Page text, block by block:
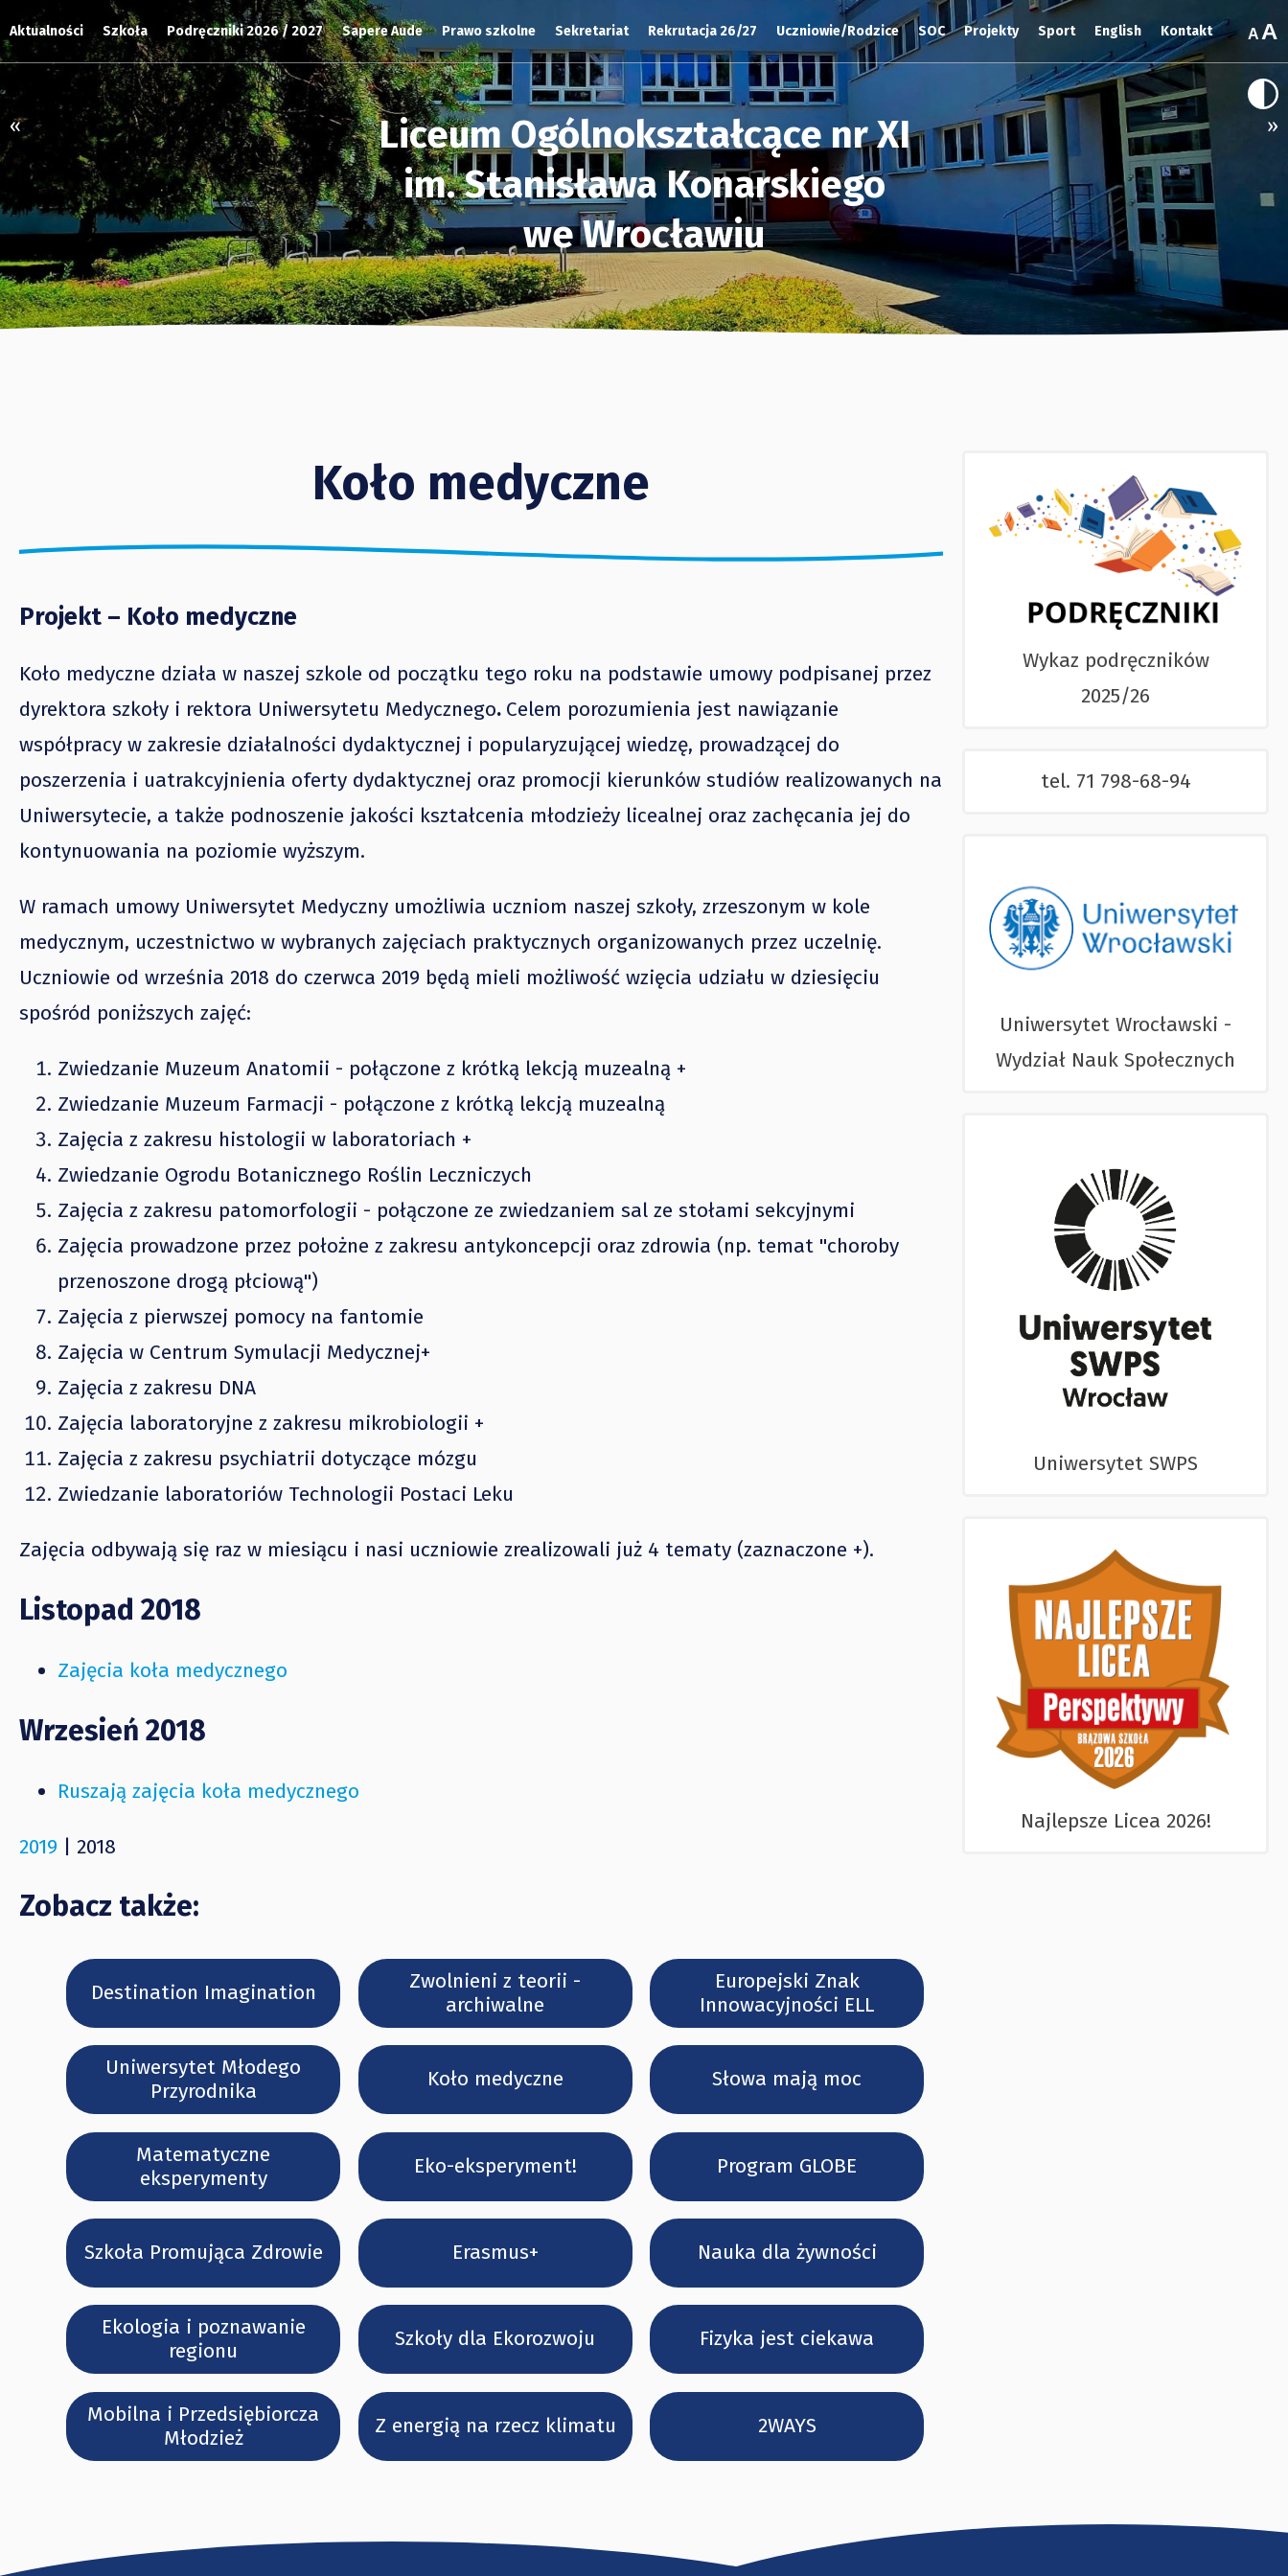
Liceum Ogólnokształcące nr XI
im. Stanisława Konarskiego
we Wrocławiu
« »
Aktualności Szkoła Podręczniki 2026 / 2027 Sapere Aude Prawo szkolne Sekretariat Rekrutacja 26/27 Uczniowie/Rodzice SOC Projekty Sport English Kontakt
Koło medyczne
Projekt – Koło medyczne
Koło medyczne działa w naszej szkole od początku tego roku na podstawie umowy podpisanej przez
dyrektora szkoły i rektora Uniwersytetu Medycznego. Celem porozumienia jest nawiązanie
współpracy w zakresie działalności dydaktycznej i popularyzującej wiedzę, prowadzącej do
poszerzenia i uatrakcyjnienia oferty dydaktycznej oraz promocji kierunków studiów realizowanych na
Uniwersytecie, a także podnoszenie jakości kształcenia młodzieży licealnej oraz zachęcania jej do
kontynuowania na poziomie wyższym.
W ramach umowy Uniwersytet Medyczny umożliwia uczniom naszej szkoły, zrzeszonym w kole
medycznym, uczestnictwo w wybranych zajęciach praktycznych organizowanych przez uczelnię.
Uczniowie od września 2018 do czerwca 2019 będą mieli możliwość wzięcia udziału w dziesięciu
spośród poniższych zajęć:
Zwiedzanie Muzeum Anatomii - połączone z krótką lekcją muzealną +
Zwiedzanie Muzeum Farmacji - połączone z krótką lekcją muzealną
Zajęcia z zakresu histologii w laboratoriach +
Zwiedzanie Ogrodu Botanicznego Roślin Leczniczych
Zajęcia z zakresu patomorfologii - połączone ze zwiedzaniem sal ze stołami sekcyjnymi
Zajęcia prowadzone przez położne z zakresu antykoncepcji oraz zdrowia (np. temat "choroby
przenoszone drogą płciową")
Zajęcia z pierwszej pomocy na fantomie
Zajęcia w Centrum Symulacji Medycznej+
Zajęcia z zakresu DNA
Zajęcia laboratoryjne z zakresu mikrobiologii +
Zajęcia z zakresu psychiatrii dotyczące mózgu
Zwiedzanie laboratoriów Technologii Postaci Leku
Zajęcia odbywają się raz w miesiącu i nasi uczniowie zrealizowali już 4 tematy (zaznaczone +).
Listopad 2018
Zajęcia koła medycznego
Wrzesień 2018
Ruszają zajęcia koła medycznego
2019 | 2018
Zobacz także:
Destination Imagination
Zwolnieni z teorii -
archiwalne
Europejski Znak
Innowacyjności ELL
Uniwersytet Młodego
Przyrodnika
Koło medyczne Słowa mają moc
Matematyczne
eksperymenty
Eko-eksperyment! Program GLOBE
Szkoła Promująca Zdrowie Erasmus+ Nauka dla żywności
Ekologia i poznawanie
regionu
Szkoły dla Ekorozwoju Fizyka jest ciekawa
Mobilna i Przedsiębiorcza
Młodzież
Z energią na rzecz klimatu 2WAYS
Wykaz podręczników
2025/26
tel. 71 798-68-94
Uniwersytet Wrocławski -
Wydział Nauk Społecznych
Uniwersytet SWPS
Najlepsze Licea 2026!